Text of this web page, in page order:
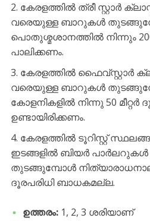
കേരളത്തിൽ ത്രീ സ്റ്റാർ
വരെയുള്ള ബാറുകൾ
പൊതുശ്മശാനത്തിൽ നിന്നും 200
പാലിക്കണം.
​കേരളത്തിൽ ഫൈവ്സ്റ്റാർ
വരെയുള്ള ബാറുകൾ
കോളനികളിൽ നിന്നു 50 മീറ്റർ
ഉണ്ടായിരിക്കണം.
കേരളത്തിൽ ടൂറിസ്റ്റ്
ഇടങ്ങളിൽ ബിയർ
തുടങ്ങുമ്പോൾ
ദൂരപരിധി ബാധകമല്ല.
ഉത്തരം:1, 2, 3 ശരിയാണ്